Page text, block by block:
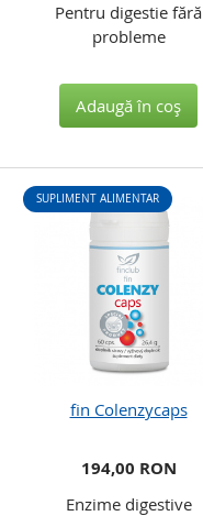
Pentru digestie fără
probleme
Adaugă în coş
fin Colenzycaps
SUPLIMENT ALIMENTAR
194,00 RON
Enzime digestive